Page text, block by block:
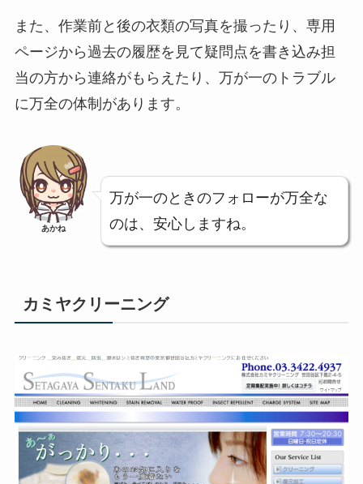
また、作業前と後の衣類の写真を撮ったり、専用
ページから過去の履歴を見て疑問点を書き込み担
当の方から連絡がもらえたり、万が一のトラブル
に万全の体制があります。
あかね
万が一のときのフォローが万全な
のは、安心しますね。
カミヤクリーニング